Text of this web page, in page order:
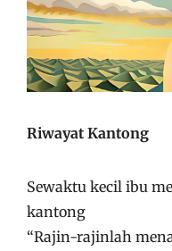
Riwayat Kantong
Sewaktu kecil ibu
kantong
“Rajin-rajinlah